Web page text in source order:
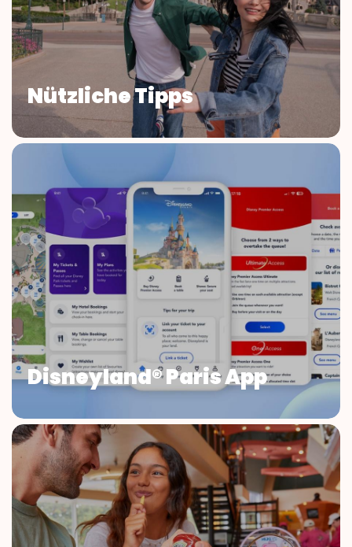
Nützliche Tipps
Disneyland® Paris App